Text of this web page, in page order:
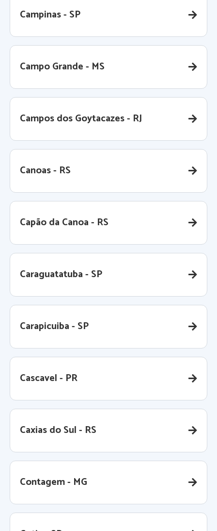
Campinas - SP
Campo Grande - MS
Campos dos Goytacazes - RJ
Canoas - RS
Capão da Canoa - RS
Caraguatatuba - SP
Carapicuiba - SP
Cascavel - PR
Caxias do Sul - RS
Contagem - MG